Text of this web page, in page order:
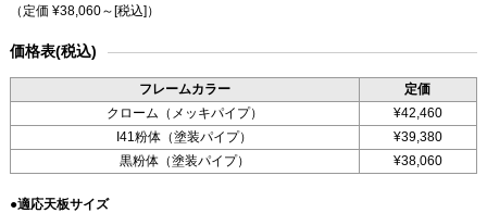
（定価 ¥38,060～[税込]）
価格表(税込)
フレームカラー
定価
クローム（メッキパイプ）
¥42,460
I41粉体（塗装パイプ）
¥39,380
黒粉体（塗装パイプ）
¥38,060
●適応天板サイズ